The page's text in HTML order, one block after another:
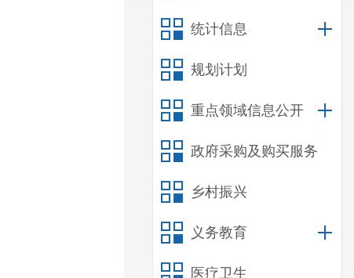
统计信息
规划计划
重点领域信息公开
政府采购及购买服务
乡村振兴
义务教育
医疗卫生